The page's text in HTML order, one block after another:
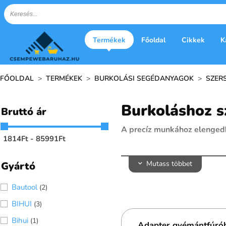
Termékek Főoldal Cikkek
FŐOLDAL > TERMÉKEK > BURKOLÁSI SEGÉDANYAGOK >
Bruttó ár
1814Ft - 85991Ft
Gyártó
Bautool (2)
BIHUI (3)
Bihui (1)
Burkoláshoz
A precíz munkához
amely elengedhetetlen a
segítenek a precíz és gyors
Kínálatunkban
simítók, amelyek
a végeredmény minden
Mutass többet